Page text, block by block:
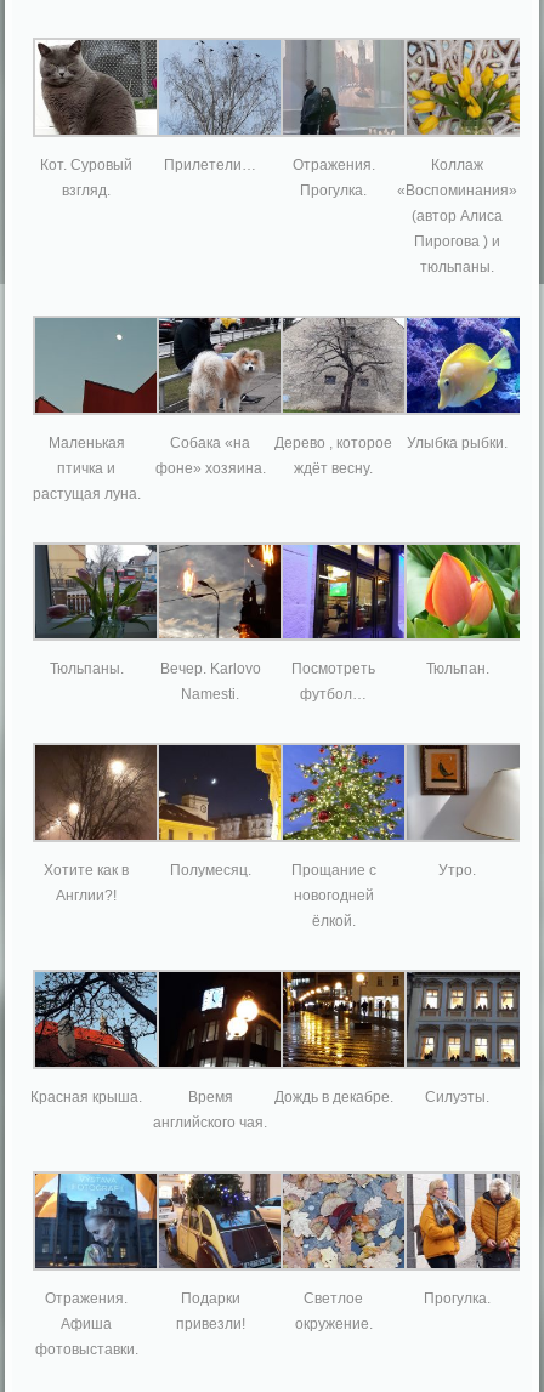
Кот. Суровый
взгляд.
Прилетели…
Отражения.
Прогулка.
Коллаж
«Воспоминания»
(автор Алиса
Пирогова ) и
тюльпаны.
Маленькая
птичка и
растущая луна.
Собака «на
фоне» хозяина.
Дерево , которое
ждёт весну.
Улыбка рыбки.
Тюльпаны.
Вечер. Karlovo
Namesti.
Посмотреть
футбол…
Тюльпан.
Хотите как в
Англии?!
Полумесяц.
Прощание с
новогодней
ёлкой.
Утро.
Красная крыша.
Время
английского чая.
Дождь в декабре. Силуэты.
Отражения.
Афиша
фотовыставки.
Подарки
привезли!
Светлое
окружение.
Прогулка.